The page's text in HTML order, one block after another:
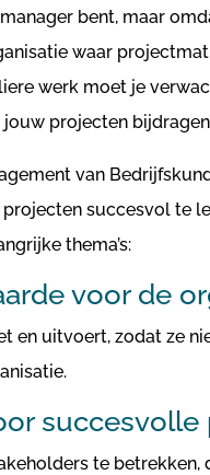
bent, maar
waar
werk moet je
projecten
van
succesvol te
thema’s:
voor de
en uitvoert, zodat ze
succesvolle
te